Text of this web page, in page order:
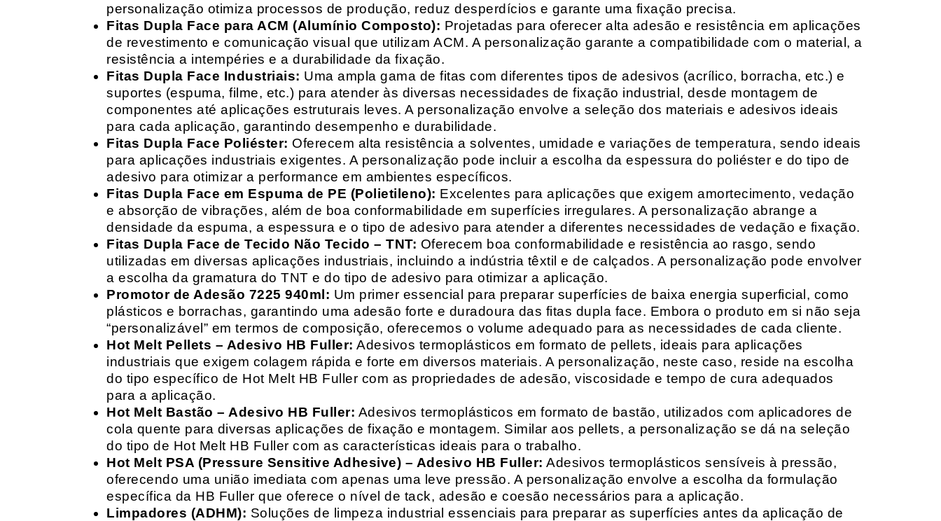
personalização otimiza processos de produção, reduz desperdícios e garante uma fixação precisa.
Fitas Dupla Face para ACM (Alumínio Composto): Projetadas para oferecer alta adesão e resistência em aplicações
de revestimento e comunicação visual que utilizam ACM. A personalização garante a compatibilidade com o material, a
resistência a intempéries e a durabilidade da fixação.
Fitas Dupla Face Industriais: Uma ampla gama de fitas com diferentes tipos de adesivos (acrílico, borracha, etc.) e
suportes (espuma, filme, etc.) para atender às diversas necessidades de fixação industrial, desde montagem de
componentes até aplicações estruturais leves. A personalização envolve a seleção dos materiais e adesivos ideais
para cada aplicação, garantindo desempenho e durabilidade.
Fitas Dupla Face Poliéster: Oferecem alta resistência a solventes, umidade e variações de temperatura, sendo ideais
para aplicações industriais exigentes. A personalização pode incluir a escolha da espessura do poliéster e do tipo de
adesivo para otimizar a performance em ambientes específicos.
Fitas Dupla Face em Espuma de PE (Polietileno): Excelentes para aplicações que exigem amortecimento, vedação
e absorção de vibrações, além de boa conformabilidade em superfícies irregulares. A personalização abrange a
densidade da espuma, a espessura e o tipo de adesivo para atender a diferentes necessidades de vedação e fixação.
Fitas Dupla Face de Tecido Não Tecido – TNT: Oferecem boa conformabilidade e resistência ao rasgo, sendo
utilizadas em diversas aplicações industriais, incluindo a indústria têxtil e de calçados. A personalização pode envolver
a escolha da gramatura do TNT e do tipo de adesivo para otimizar a aplicação.
Promotor de Adesão 7225 940ml: Um primer essencial para preparar superfícies de baixa energia superficial, como
plásticos e borrachas, garantindo uma adesão forte e duradoura das fitas dupla face. Embora o produto em si não seja
“personalizável” em termos de composição, oferecemos o volume adequado para as necessidades de cada cliente.
Hot Melt Pellets – Adesivo HB Fuller: Adesivos termoplásticos em formato de pellets, ideais para aplicações
industriais que exigem colagem rápida e forte em diversos materiais. A personalização, neste caso, reside na escolha
do tipo específico de Hot Melt HB Fuller com as propriedades de adesão, viscosidade e tempo de cura adequados
para a aplicação.
Hot Melt Bastão – Adesivo HB Fuller: Adesivos termoplásticos em formato de bastão, utilizados com aplicadores de
cola quente para diversas aplicações de fixação e montagem. Similar aos pellets, a personalização se dá na seleção
do tipo de Hot Melt HB Fuller com as características ideais para o trabalho.
Hot Melt PSA (Pressure Sensitive Adhesive) – Adesivo HB Fuller: Adesivos termoplásticos sensíveis à pressão,
oferecendo uma união imediata com apenas uma leve pressão. A personalização envolve a escolha da formulação
específica da HB Fuller que oferece o nível de tack, adesão e coesão necessários para a aplicação.
Limpadores (ADHM): Soluções de limpeza industrial essenciais para preparar as superfícies antes da aplicação de